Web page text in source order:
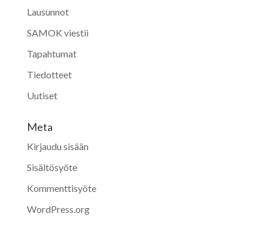
Lausunnot
SAMOK viestii
Tapahtumat
Tiedotteet
Uutiset
Meta
Kirjaudu sisään
Sisältösyöte
Kommenttisyöte
WordPress.org